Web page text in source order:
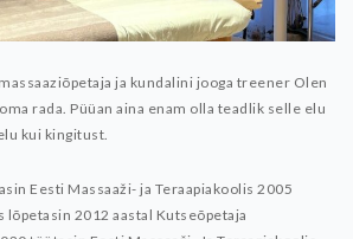
ja kundalini jooga treener Olen
rada. Püüan aina enam olla teadlik selle elu
kui kingitust.
Eesti Massaaži- ja Teraapiakoolis 2005
lõpetasin 2012 aastal Kutseõpetaja